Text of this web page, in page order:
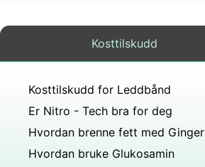
Kosttilskudd
Kosttilskudd for Leddbånd
Er Nitro - Tech bra for deg
Hvordan brenne fett med Ginger
Hvordan bruke Glukosamin